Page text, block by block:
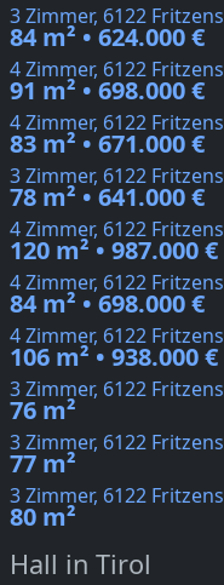
3 Zimmer, 6122 Fritzens
84 m² • 624.000 €
4 Zimmer, 6122 Fritzens
91 m² • 698.000 €
4 Zimmer, 6122 Fritzens
83 m² • 671.000 €
3 Zimmer, 6122 Fritzens
78 m² • 641.000 €
4 Zimmer, 6122 Fritzens
120 m² • 987.000 €
4 Zimmer, 6122 Fritzens
84 m² • 698.000 €
4 Zimmer, 6122 Fritzens
106 m² • 938.000 €
3 Zimmer, 6122 Fritzens
76 m²
3 Zimmer, 6122 Fritzens
77 m²
3 Zimmer, 6122 Fritzens
80 m²
Hall in Tirol